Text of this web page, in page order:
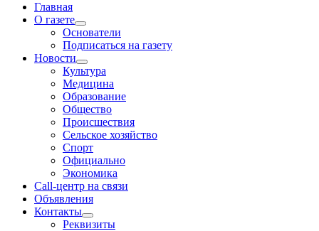
Главная
О газете
Основатели
Подписаться на газету
Новости
Культура
Медицина
Образование
Общество
Происшествия
Сельское хозяйство
Спорт
Официально
Экономика
Call-центр на связи
Объявления
Контакты
Реквизиты